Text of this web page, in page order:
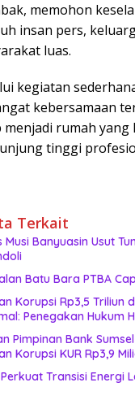
memohon
insan pers,
luas.
kegiatan
kebersamaan
menjadi rumah
tinggi
Terkait
Musi Banyuasin Usut
Batu Bara PTBA
Korupsi Rp3,5 Triliun
Penegakan Hukum
Pimpinan Bank
Korupsi KUR Rp3,9
Perkuat Transisi Energi